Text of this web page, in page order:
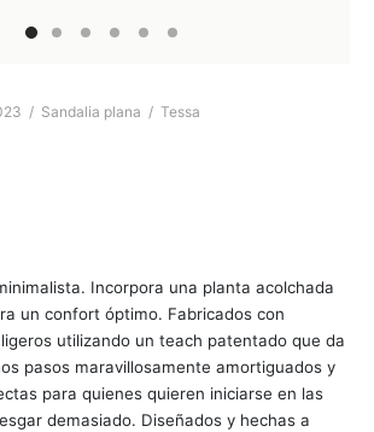
/ Sandalia plana / Tessa
Incorpora una planta acolchada
un confort óptimo. Fabricados con
utilizando un teach patentado que da
pasos maravillosamente amortiguados y
para quienes quieren iniciarse en las
demasiado. Diseñados y hechas a